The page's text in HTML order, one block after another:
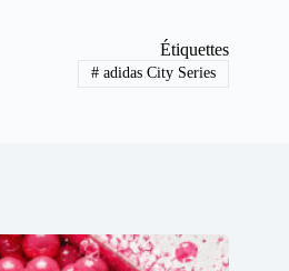
Étiquettes
# adidas City Series